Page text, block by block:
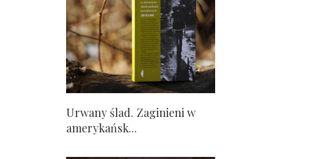
Urwany ślad. Zaginieni w
amerykańsk...